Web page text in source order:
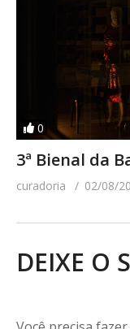
0
3ª Bienal da
curadoria 02/08/
DEIXE O